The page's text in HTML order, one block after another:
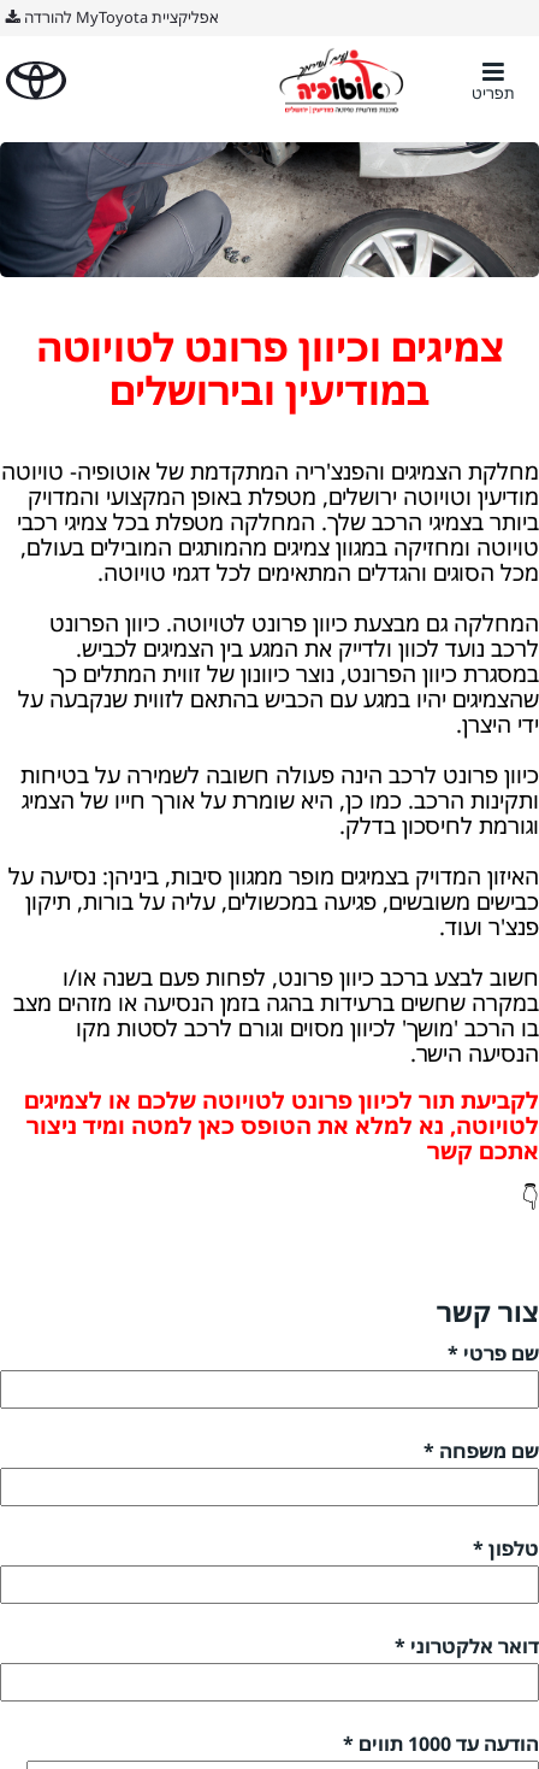
אפליקציית MyToyota להורדה
תפריט
צמיגים וכיוון פרונט לטויוטה
במודיעין ובירושלים
מחלקת הצמיגים והפנצ'ריה המתקדמת של אוטופיה- טויוטה
מודיעין וטויוטה ירושלים, מטפלת באופן המקצועי והמדויק
ביותר בצמיגי הרכב שלך. המחלקה מטפלת בכל צמיגי רכבי
טויוטה ומחזיקה במגוון צמיגים מהמותגים המובילים בעולם,
מכל הסוגים והגדלים המתאימים לכל דגמי טויוטה.
המחלקה גם מבצעת כיוון פרונט לטויוטה. כיוון הפרונט
לרכב נועד לכוון ולדייק את המגע בין הצמיגים לכביש.
במסגרת כיוון הפרונט, נוצר כיוונון של זווית המתלים כך
שהצמיגים יהיו במגע עם הכביש בהתאם לזווית שנקבעה על
ידי היצרן.
כיוון פרונט לרכב הינה פעולה חשובה לשמירה על בטיחות
ותקינות הרכב. כמו כן, היא שומרת על אורך חייו של הצמיג
וגורמת לחיסכון בדלק.
האיזון המדויק בצמיגים מופר ממגוון סיבות, ביניהן: נסיעה על
כבישים משובשים, פגיעה במכשולים, עליה על בורות, תיקון
פנצ'ר ועוד.
חשוב לבצע ברכב כיוון פרונט, לפחות פעם בשנה או/ו
במקרה שחשים ברעידות בהגה בזמן הנסיעה או מזהים מצב
בו הרכב 'מושך' לכיוון מסוים וגורם לרכב לסטות מקו
הנסיעה הישר.
לקביעת תור לכיוון פרונט לטויוטה שלכם או לצמיגים
לטויוטה, נא למלא את הטופס כאן למטה ומיד ניצור
אתכם קשר
👇
צור קשר
שם פרטי *
שם משפחה *
טלפון *
דואר אלקטרוני *
הודעה עד 1000 תווים *